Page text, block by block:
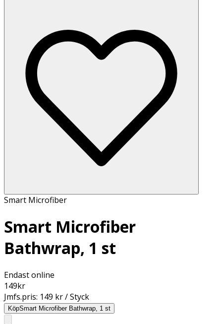
Smart Microfiber
Smart Microfiber
Bathwrap, 1 st
Endast online
149kr
Jmfs.pris: 149 kr / Styck
KöpSmart Microfiber Bathwrap, 1 st